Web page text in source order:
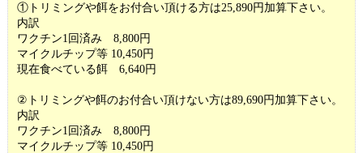
①トリミングや餌をお付合い頂ける方は25,890円加算下さい。
内訳
ワクチン1回済み 8,800円
マイクルチップ等 10,450円
現在食べている餌 6,640円
②トリミングや餌のお付合い頂けない方は89,690円加算下さい。
内訳
ワクチン1回済み 8,800円
マイクルチップ等 10,450円